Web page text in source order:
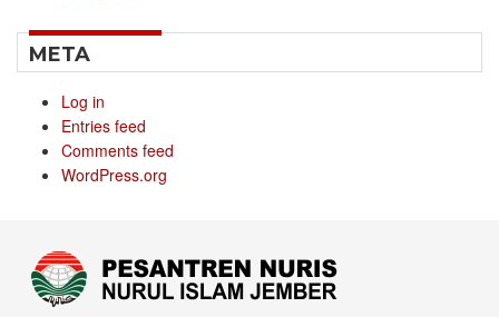
META
Log in
Entries feed
Comments feed
WordPress.org